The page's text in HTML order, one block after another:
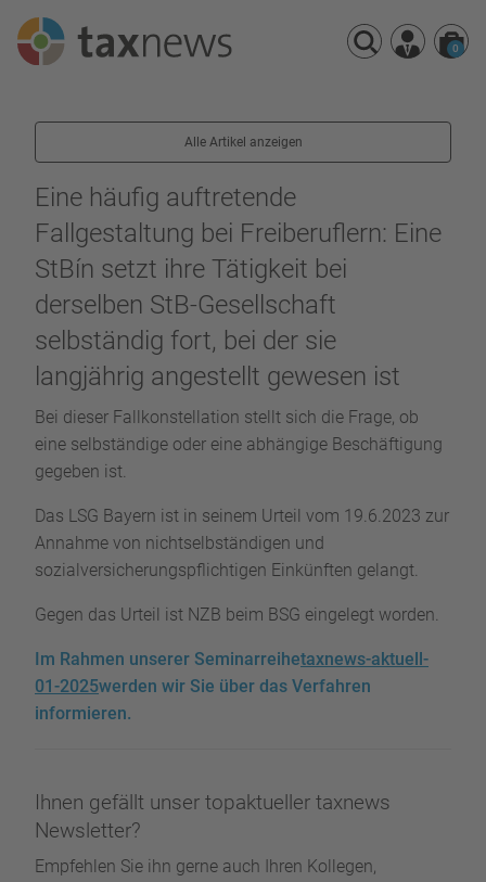
Webinare
0
Alle Artikel anzeigen
Eine häufig auftretende
Fallgestaltung bei Freiberuflern: Eine
StBín setzt ihre Tätigkeit bei
derselben StB-Gesellschaft
selbständig fort, bei der sie
langjährig angestellt gewesen ist
Bei dieser Fallkonstellation stellt sich die Frage, ob
eine selbständige oder eine abhängige Beschäftigung
gegeben ist.
Das LSG Bayern ist in seinem Urteil vom 19.6.2023 zur
Annahme von nichtselbständigen und
sozialversicherungspflichtigen Einkünften gelangt.
Gegen das Urteil ist NZB beim BSG eingelegt worden.
Im Rahmen unserer Seminarreihetaxnews-aktuell-
01-2025werden wir Sie über das Verfahren
informieren.
Ihnen gefällt unser topaktueller taxnews
Newsletter?
Empfehlen Sie ihn gerne auch Ihren Kollegen,